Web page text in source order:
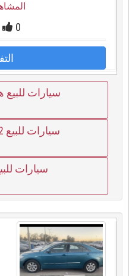
0
سيارات للبيع
سيارات للبيع 2012 في الكويت
سيارات